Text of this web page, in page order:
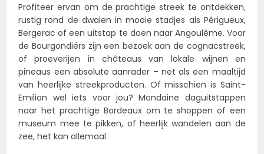
Profiteer ervan om de prachtige streek te ontdekken,
rustig rond de dwalen in mooie stadjes als Périgueux,
Bergerac of een uitstap te doen naar Angoulême. Voor
de Bourgondiërs zijn een bezoek aan de cognacstreek,
of proeverijen in châteaus van lokale wijnen en
pineaus een absolute aanrader – net als een maaltijd
van heerlijke streekproducten. Of misschien is Saint-
Emilion wel iets voor jou? Mondaine daguitstappen
naar het prachtige Bordeaux om te shoppen of een
museum mee te pikken, of heerlijk wandelen aan de
zee, het kan allemaal.